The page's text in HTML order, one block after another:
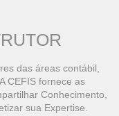
das áreas contábil,
CEFIS fornece as
Conhecimento,
sua Expertise.